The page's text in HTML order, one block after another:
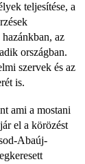
teljesítése, a
az
országban.
szervek és az
is.
ami a mostani
el a körözést
Abaúj-